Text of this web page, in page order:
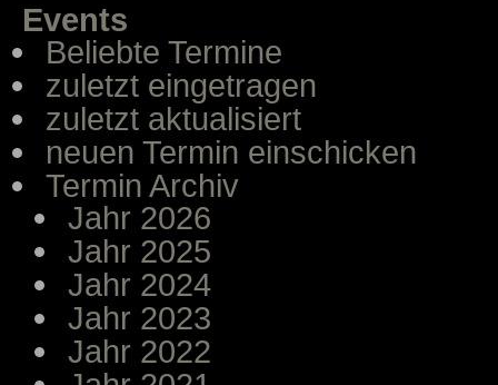
Events
Beliebte Termine
zuletzt eingetragen
zuletzt aktualisiert
neuen Termin einschicken
Termin Archiv
Jahr 2026
Jahr 2025
Jahr 2024
Jahr 2023
Jahr 2022